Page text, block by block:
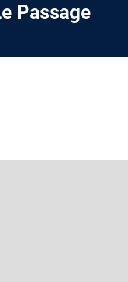
Passage